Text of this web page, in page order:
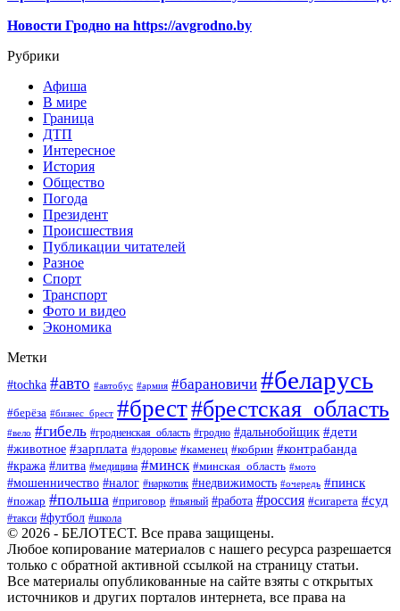
Новости Гродно на https://avgrodno.by
Рубрики
Афиша
В мире
Граница
ДТП
Интересное
История
Общество
Погода
Президент
Происшествия
Публикации читателей
Разное
Спорт
Транспорт
Фото и видео
Экономика
Метки
#tochka #авто #автобус #армия #барановичи #беларусь
#берёза #бизнес_брест #брест#брестская_область
#вело #гибель #гродненская_область #гродно #дальнобойщик #дети
#животное #зарплата #здоровье #каменец #кобрин #контрабанда
#кража #литва #медицина #минск #минская_область #мото
#мошенничество #налог #наркотик #недвижимость #очередь #пинск
#пожар #польша #приговор #пьяный #работа #россия #сигарета #суд
#такси #футбол #школа
© 2026 - БЕЛОТЕСТ. Все права защищены.
Любое копирование материалов с нашего ресурса разрешается
только с обратной активной ссылкой на страницу статьи.
Все материалы опубликованные на сайте взяты с открытых
источников и других порталов интернета, все права на